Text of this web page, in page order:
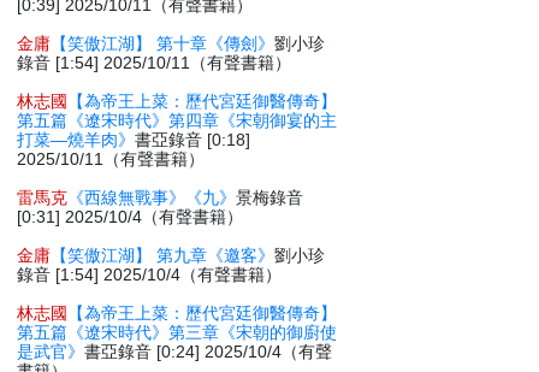
[0:39] 2025/10/11（有聲書籍）
金庸 【笑傲江湖】 第十章《傳劍》劉小珍
錄音 [1:54] 2025/10/11（有聲書籍）
林志國
【為帝王上菜：歷代宮廷御醫傳奇】
第五篇《遼宋時代》第四章《宋朝御宴的主
打菜—燒羊肉》書亞錄音 [0:18]
2025/10/11（有聲書籍）
雷馬克 《西線無戰事》《九》景梅錄音
[0:31] 2025/10/4（有聲書籍）
金庸 【笑傲江湖】 第九章《邀客》劉小珍
錄音 [1:54] 2025/10/4（有聲書籍）
林志國
【為帝王上菜：歷代宮廷御醫傳奇】
第五篇《遼宋時代》第三章《宋朝的御廚使
是武官》書亞錄音 [0:24] 2025/10/4（有聲